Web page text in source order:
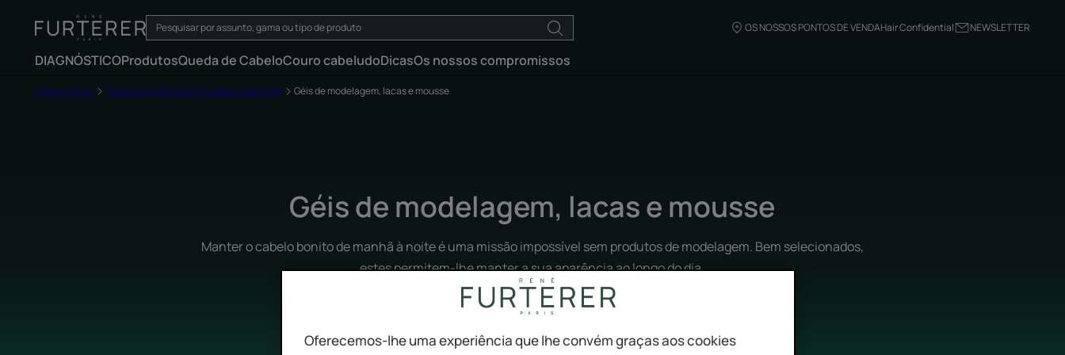
OS NOSSOS PONTOS DE VENDAHair Confidential NEWSLETTER
DIAGNÓSTICOProdutosQueda de CabeloCouro cabeludoDicasOs nossos compromissos
Página inicial Todos os produtos de cuidados capilares Géis de modelagem, lacas e mousse
Géis de modelagem, lacas e mousse
Manter o cabelo bonito de manhã à noite é uma missão impossível sem produtos de modelagem. Bem selecionados,
estes permitem-lhe manter a sua aparência ao longo do dia.
Oferecemos-lhe uma experiência que lhe convém graças aos cookies